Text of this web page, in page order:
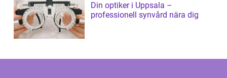
Din optiker i Uppsala –
professionell synvård nära dig